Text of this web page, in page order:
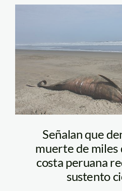
delfines-
Señalan que
muerte de miles
costa peruana
sustento